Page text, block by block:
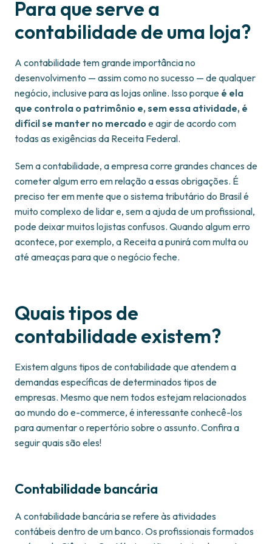
Para que serve a
contabilidade de uma loja?
A contabilidade tem grande importância no
desenvolvimento — assim como no sucesso — de qualquer
negócio, inclusive para as lojas online. Isso porque é ela
que controla o patrimônio e, sem essa atividade, é
difícil se manter no mercado e agir de acordo com
todas as exigências da Receita Federal.
Sem a contabilidade, a empresa corre grandes chances de
cometer algum erro em relação a essas obrigações. É
preciso ter em mente que o sistema tributário do Brasil é
muito complexo de lidar e, sem a ajuda de um profissional,
pode deixar muitos lojistas confusos. Quando algum erro
acontece, por exemplo, a Receita a punirá com multa ou
até ameaças para que o negócio feche.
Quais tipos de
contabilidade existem?
Existem alguns tipos de contabilidade que atendem a
demandas específicas de determinados tipos de
empresas. Mesmo que nem todos estejam relacionados
ao mundo do e-commerce, é interessante conhecê-los
para aumentar o repertório sobre o assunto. Confira a
seguir quais são eles!
Contabilidade bancária
A contabilidade bancária se refere às atividades
contábeis dentro de um banco. Os profissionais formados